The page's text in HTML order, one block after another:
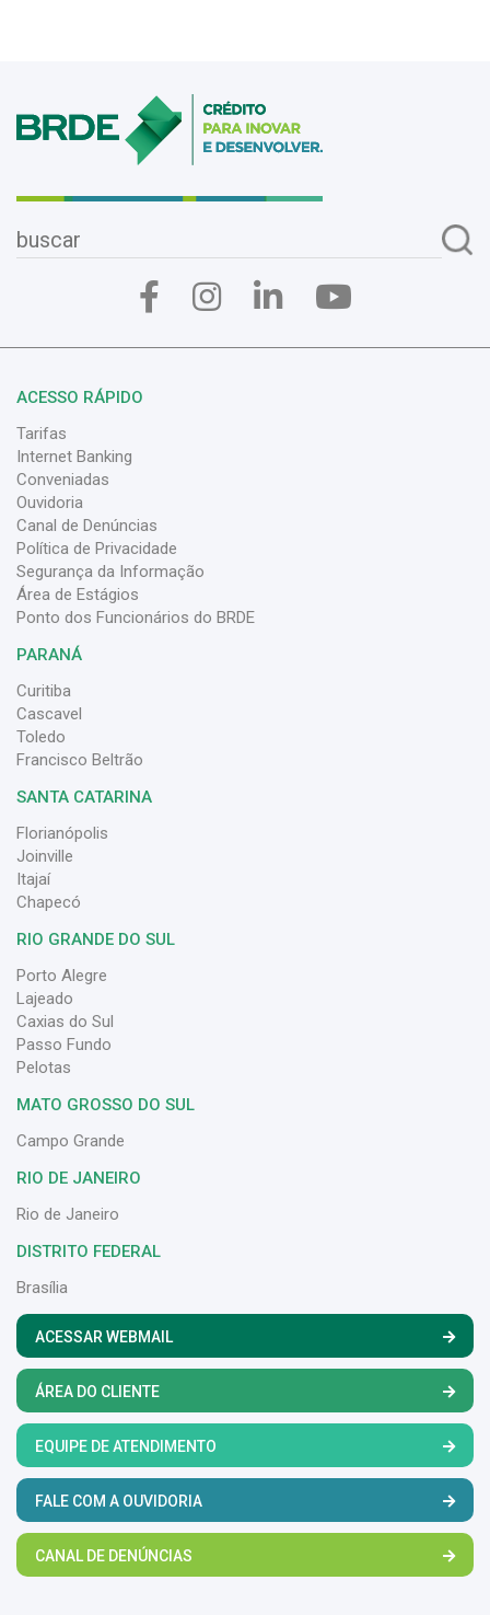
ACESSO RÁPIDO
Tarifas
Internet Banking
Conveniadas
Ouvidoria
Canal de Denúncias
Política de Privacidade
Segurança da Informação
Área de Estágios
Ponto dos Funcionários do BRDE
PARANÁ
Curitiba
Cascavel
Toledo
Francisco Beltrão
SANTA CATARINA
Florianópolis
Joinville
Itajaí
Chapecó
RIO GRANDE DO SUL
Porto Alegre
Lajeado
Caxias do Sul
Passo Fundo
Pelotas
MATO GROSSO DO SUL
Campo Grande
RIO DE JANEIRO
Rio de Janeiro
DISTRITO FEDERAL
Brasília
ACESSAR WEBMAIL
ÁREA DO CLIENTE
EQUIPE DE ATENDIMENTO
FALE COM A OUVIDORIA
CANAL DE DENÚNCIAS